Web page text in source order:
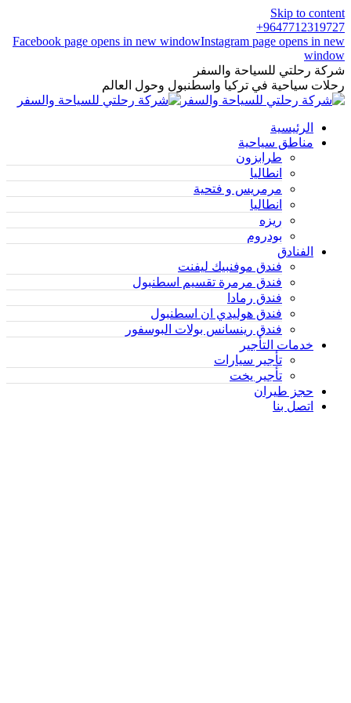
Skip to content
9647712319727+
Facebook page opens in new windowInstagram page opens in new
window
شركة رحلتي للسياحة والسفر
رحلات سياحية في تركيا واسطنبول وحول العالم
الرئيسية
مناطق سياحية
طرابزون
انطاليا
مرمريس و فتحية
انطاليا
ريزه
بودروم
الفنادق
فندق موفنبيك ليفنت
فندق مرمرة تقسيم اسطنبول
فندق رمادا
فندق هوليدي ان اسطنبول
فندق رينسانس بولات البوسفور
خدمات التأجير
تأجير سيارات
تأجير يخت
حجز طيران
اتصل بنا